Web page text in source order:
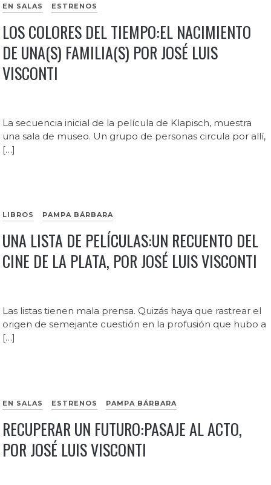
EN SALAS ESTRENOS
LOS COLORES DEL TIEMPO:EL NACIMIENTO
DE UNA(S) FAMILIA(S) POR JOSÉ LUIS
VISCONTI
La secuencia inicial de la película de Klapisch, muestra
una sala de museo. Un grupo de personas circula por allí,
[…]
LIBROS PAMPA BÁRBARA
UNA LISTA DE PELÍCULAS:UN RECUENTO DEL
CINE DE LA PLATA, POR JOSÉ LUIS VISCONTI
Las listas tienen mala prensa. Quizás haya que rastrear el
origen de semejante cuestión en la profusión que hubo a
[…]
EN SALAS ESTRENOS PAMPA BÁRBARA
RECUPERAR UN FUTURO:PASAJE AL ACTO,
POR JOSÉ LUIS VISCONTI